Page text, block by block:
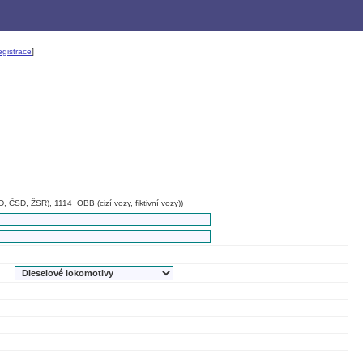
]
ČSD, ŽSR), 1114_OBB (cizí vozy, fiktivní vozy))